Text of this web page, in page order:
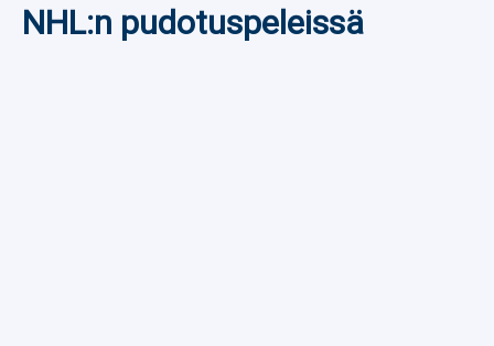
Yleisurheilu
NHL:n pudotuspeleissä